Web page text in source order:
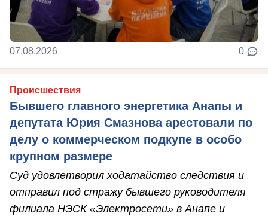
07.08.2026 0
Происшествия
Бывшего главного энергетика Анапы и
депутата Юрия Смазнова арестовали по
делу о коммерческом подкупе в особо
крупном размере
Суд удовлетворил ходатайство следствия и
отправил под стражу бывшего руководителя
филиала НЭСК «Электросети» в Анапе и